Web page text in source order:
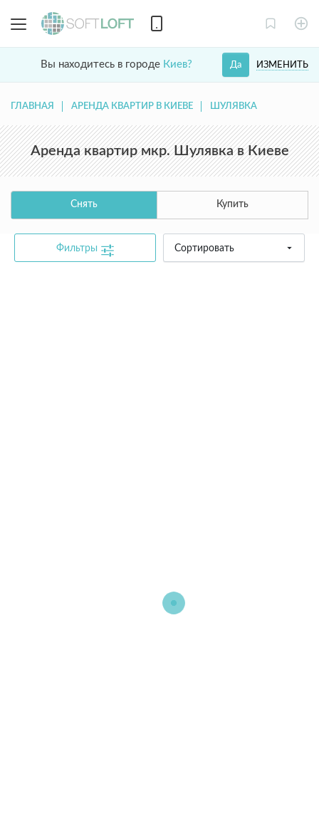
Вы находитесь в городе Киев? ИЗМЕНИТЬ
Да
ГЛАВНАЯ АРЕНДА КВАРТИР В КИЕВЕ ШУЛЯВКА
Аренда квартир мкр. Шулявка в Киеве
Снять Купить
Фильтры Сортировать